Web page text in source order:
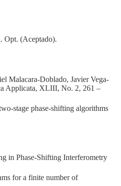
Opt. (Aceptado).
Malacara-Doblado, Javier Vega-
Applicata, XLIII, No. 2, 261 –
stage phase-shifting algorithms
in Phase-Shifting Interferometry
for a finite number of